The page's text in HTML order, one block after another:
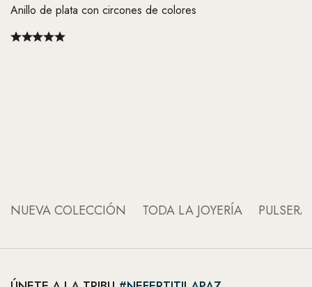
Anillo de plata con circones de colores
NUEVA COLECCIÓN TODA LA JOYERÍA